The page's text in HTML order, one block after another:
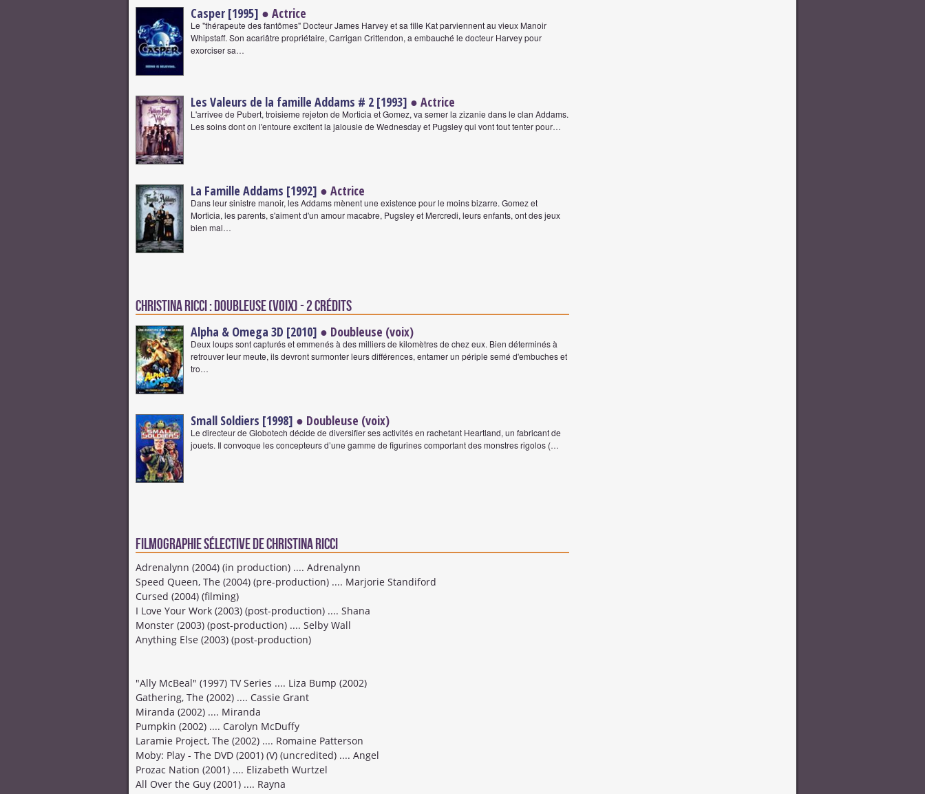
Casper [1995] ● Actrice
Le "thérapeute des fantômes" Docteur James Harvey et sa fille Kat parviennent au vieux Manoir
Whipstaff. Son acariâtre propriétaire, Carrigan Crittendon, a embauché le docteur Harvey pour
exorciser sa…
Les Valeurs de la famille Addams # 2 [1993] ● Actrice
L'arrivee de Pubert, troisieme rejeton de Morticia et Gomez, va semer la zizanie dans le clan Addams.
Les soins dont on l'entoure excitent la jalousie de Wednesday et Pugsley qui vont tout tenter pour…
La Famille Addams [1992] ● Actrice
Dans leur sinistre manoir, les Addams mènent une existence pour le moins bizarre. Gomez et
Morticia, les parents, s'aiment d'un amour macabre, Pugsley et Mercredi, leurs enfants, ont des jeux
bien mal…
Christina Ricci : Doubleuse (voix) - 2 crédits
Alpha & Omega 3D [2010] ● Doubleuse (voix)
Deux loups sont capturés et emmenés à des milliers de kilomètres de chez eux. Bien déterminés à
retrouver leur meute, ils devront surmonter leurs différences, entamer un périple semé d'embuches et
tro…
Small Soldiers [1998] ● Doubleuse (voix)
Le directeur de Globotech décide de diversifier ses activités en rachetant Heartland, un fabricant de
jouets. Il convoque les concepteurs d’une gamme de figurines comportant des monstres rigolos (…
Filmographie sélective de Christina Ricci
Adrenalynn (2004) (in production) .... Adrenalynn
Speed Queen, The (2004) (pre-production) .... Marjorie Standiford
Cursed (2004) (filming)
I Love Your Work (2003) (post-production) .... Shana
Monster (2003) (post-production) .... Selby Wall
Anything Else (2003) (post-production)
"Ally McBeal" (1997) TV Series .... Liza Bump (2002)
Gathering, The (2002) .... Cassie Grant
Miranda (2002) .... Miranda
Pumpkin (2002) .... Carolyn McDuffy
Laramie Project, The (2002) .... Romaine Patterson
Moby: Play - The DVD (2001) (V) (uncredited) .... Angel
Prozac Nation (2001) .... Elizabeth Wurtzel
All Over the Guy (2001) .... Rayna